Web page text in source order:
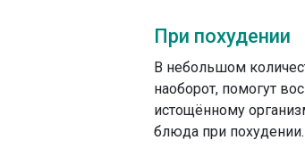
При похудении
В небольшом
наоборот, помогут
истощённому
блюда при похудении.